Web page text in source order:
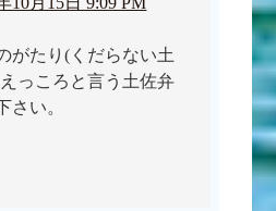
がたり(くだらない土
っころと言う土佐弁
さい。